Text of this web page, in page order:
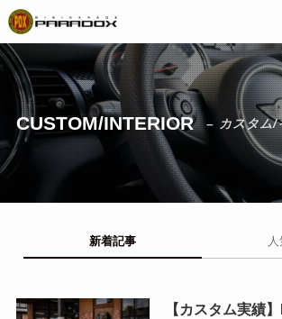
CUSTOM/INTERIOR – カスタム/
新着記事
【カスタム実績